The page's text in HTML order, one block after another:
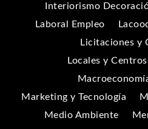
Interiorismo
Laboral Empleo
Licitaciones y
Locales y
Marketing y Tecnología
Medio Ambiente